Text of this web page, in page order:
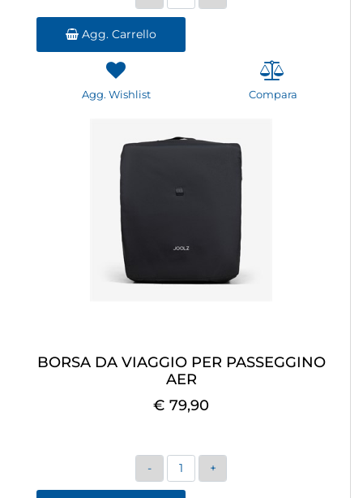
Agg. Carrello
Agg. Wishlist Compara
BORSA DA VIAGGIO PER PASSEGGINO
AER
€ 79,90
Quantità